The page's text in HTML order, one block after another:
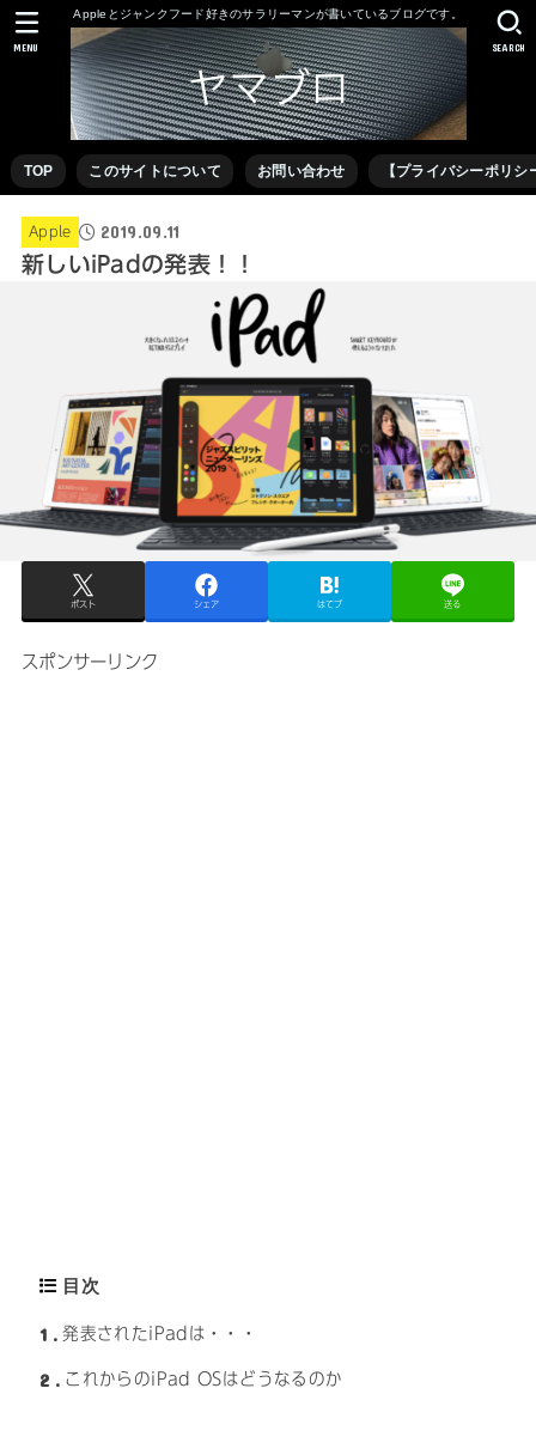
Appleとジャンクフード好きのサラリーマンが書いているブログです。
TOP このサイトについて お問い合わせ 【プライバシーポリシ
SEARCH
MENU
Apple 2019.09.11
新しいiPadの発表！！
ポスト シェア はてブ 送る
スポンサーリンク
目次
1 発表されたiPadは・・・
2 これからのiPad OSはどうなるのか